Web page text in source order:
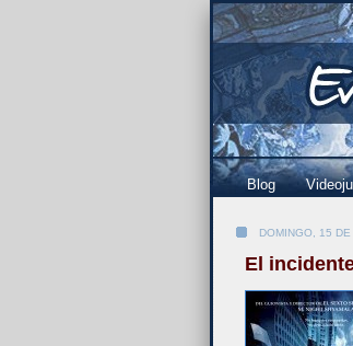
Blog
DOMINGO, 15
El